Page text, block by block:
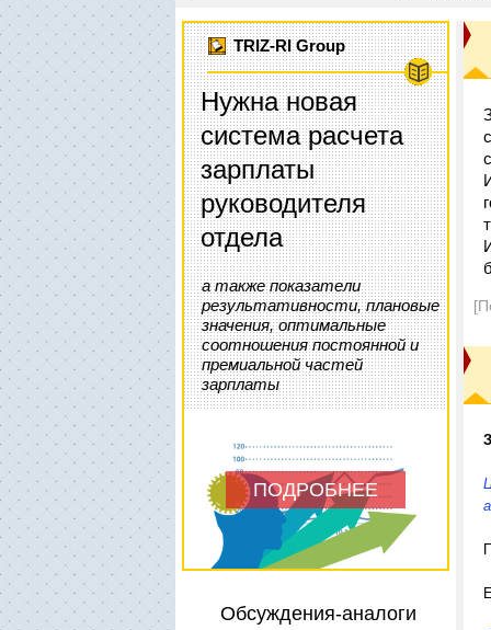
TRIZ-RI Group
Нужна новая
система расчета
зарплаты
руководителя
отдела
а также показатели
результативности, плановые
значения, оптимальные
соотношения постоянной и
премиальной частей
зарплаты
ПОДРОБНЕЕ
Обсуждения-аналоги